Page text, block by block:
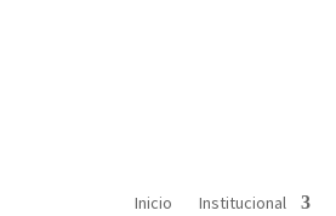
Inicio Institucional